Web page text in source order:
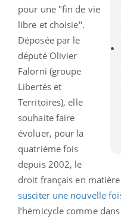
pour une "fin de vie
libre et choisie".
Déposée par le
député Olivier
Falorni (groupe
Libertés et
Territoires), elle
souhaite faire
évoluer, pour la
quatrième fois
depuis 2002, le
droit français en
susciter une nouvelle
l’hémicycle comme